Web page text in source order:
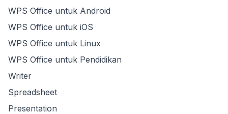
WPS Office untuk Android
WPS Office untuk iOS
WPS Office untuk Linux
WPS Office untuk Pendidikan
Writer
Spreadsheet
Presentation